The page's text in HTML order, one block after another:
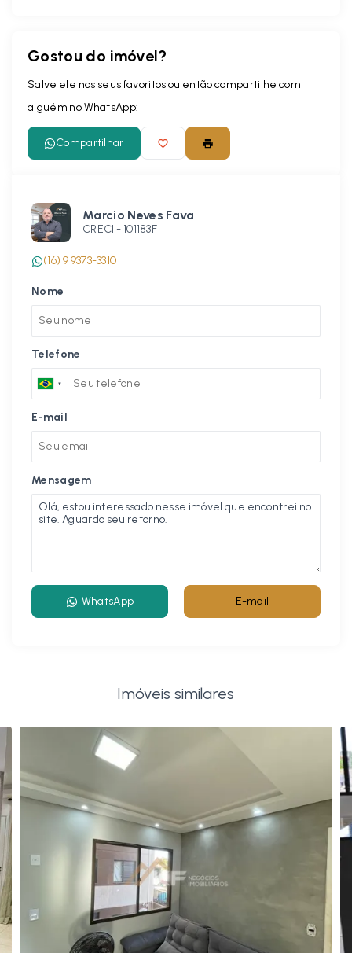
Gostou do imóvel?
Salve ele nos seus favoritos ou então compartilhe com
alguém no WhatsApp:
Compartilhar
Marcio Neves Fava
CRECI - 101183F
(16) 9 9373-3310
Nome
Telefone
E-mail
Mensagem
WhatsApp E-mail
Imóveis similares